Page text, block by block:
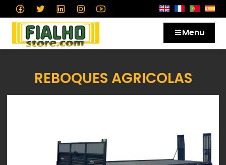
Menu
REBOQUES AGRICOLAS